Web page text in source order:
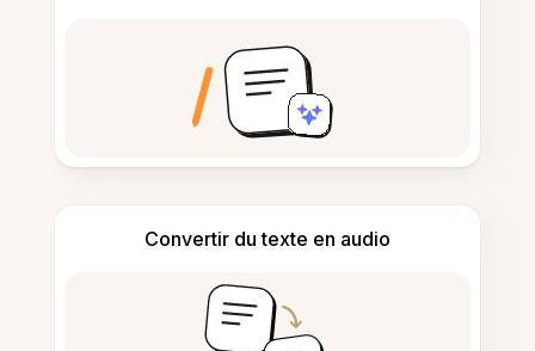
Convertir du texte en audio